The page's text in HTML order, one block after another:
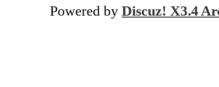
Powered by Discuz! X3.4